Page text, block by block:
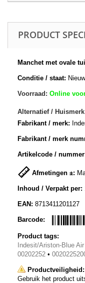
PRODUCT
Manchet met ovale
Conditie / staat:
Voorraad: Online
Alternatief / Huismerk
Fabrikant / merk:
Fabrikant / merk
Artikelcode /
Afmetingen ±:
Inhoud / Verpakt per:
EAN: 8713411201127
Barcode:
Product tags:
Indesit/Ariston-Blue Air
00202252 •
Productveiligheid:
Gebruik het product